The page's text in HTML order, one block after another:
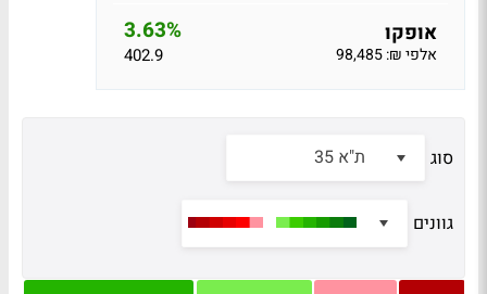
אופקו 3.63%
אלפי ₪: 98,485 402.9
סוג ת"א 35
גוונים